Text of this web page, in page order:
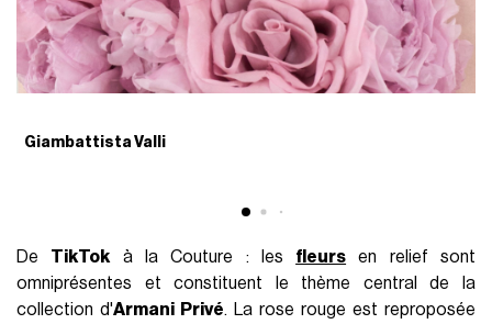
Giambattista Valli
De TikTok à la Couture : les fleurs en relief sont
omniprésentes et constituent le thème central de la
collection d'Armani Privé. La rose rouge est reproposée